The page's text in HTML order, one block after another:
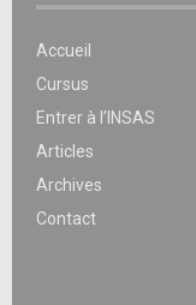
Accueil
Cursus
Entrer à l’INSAS
Articles
Archives
Contact